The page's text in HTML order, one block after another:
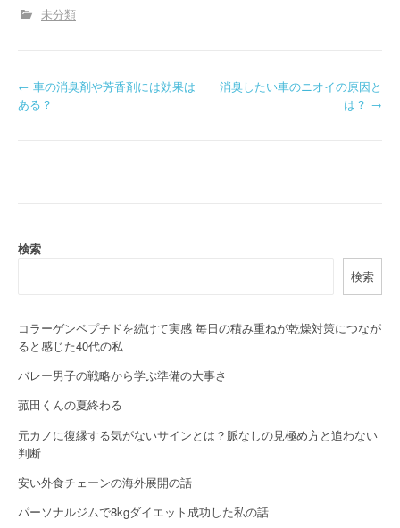
未分類
P
a
i
g
a
t
i
o
n
← 車の消臭剤や芳香剤には効果は
ある？
消臭したい車のニオイの原因と
は？ →
検索
検索
コラーゲンペプチドを続けて実感 毎日の積み重ねが乾燥対策につなが
ると感じた40代の私
バレー男子の戦略から学ぶ準備の大事さ
菰田くんの夏終わる
元カノに復縁する気がないサインとは？脈なしの見極め方と追わない
判断
安い外食チェーンの海外展開の話
パーソナルジムで8kgダイエット成功した私の話